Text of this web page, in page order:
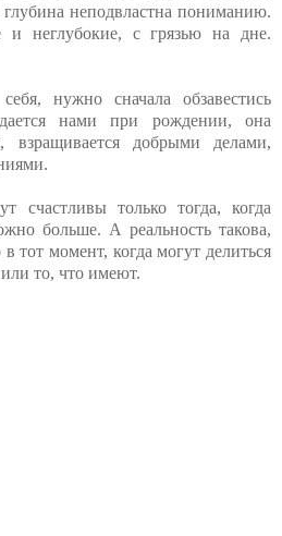
неподвластна пониманию.
неглубокие, с грязью на дне.
нужно сначала обзавестись
нами при рождении, она
взращивается добрыми делами,
счастливы только тогда, когда
больше. А реальность такова,
тот момент, когда могут делиться
то, что имеют.